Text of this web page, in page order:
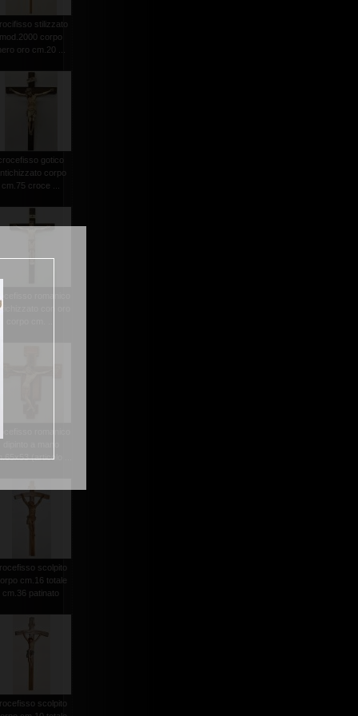
stilizzato
mod.2000 corpo
oro cm.20 ...
gotico
corpo
cm.75 croce ...
con oro
(articolo ...
scolpito
cm.16 totale
cm.36 patinato
scolpito